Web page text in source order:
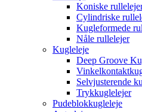
Koniske
Cylindriske
Kugleformede
Nåle rullelejer
Kugleleje
Deep Groove
Selvjusterende
Trykkuglelejer
Pudeblokkugleleje